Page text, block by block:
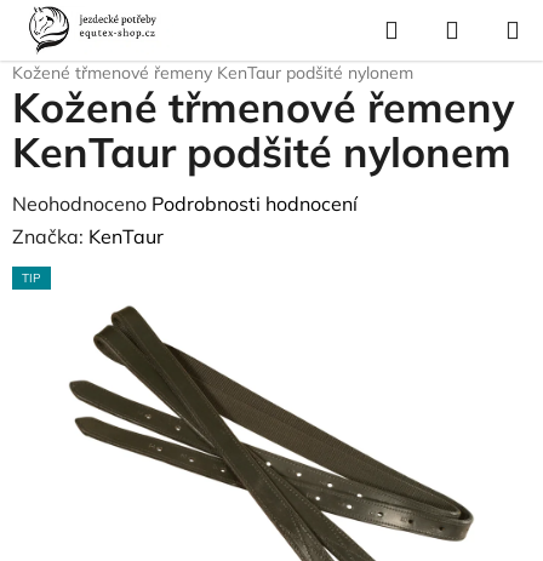
Přejít
obsah
Hledat
KOŠÍK
Domů
Pro koně
Kožené třmenové řemeny KenTaur podšité nylonem
Kožené třmenové řemeny
KenTaur podšité nylonem
Průměrné
hodnocení
produktu
hvězdiček.
Neohodnoceno Podrobnosti hodnocení
Značka: KenTaur
TIP